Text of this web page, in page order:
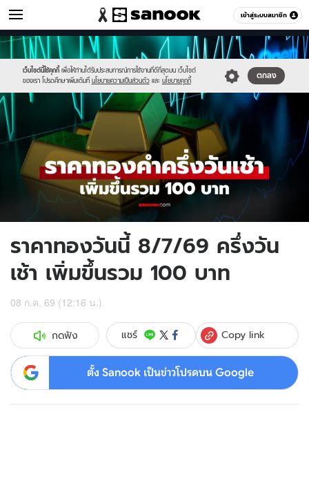
เข้าสู่ระบบสมาชิก
เศรษฐกิจ หมวดอื่นๆ
เว็บไซต์นี้ใช้คุกกี้ เพื่อให้ท่านได้รับประสบการณ์การใช้งานที่ดีที่สุดบน เว็บไซต์
ของเรา โปรดศึกษาเพิ่มเติมที่ นโยบายความเป็นส่วนตัว และ นโยบายคุกกี้
ตกลง
Sanook
//s.isanook.com/sr/0/images/logo-
new-
sanook.png
600
60
//s.isanook.com/mn/0/ud/190/953843/new-
thumbnail1200x720_v2-
20.jpg
ราคาทองวันนี้ 8/7/69 ครึ่งวัน
เช้า เพิ่มขึ้นรวม 100 บาท
08 ก.ค. 69 (12:16 น.)
กดฟัง แชร์ Copy link
ตั้ง Sanook เป็นข่าวโปรดบน Google